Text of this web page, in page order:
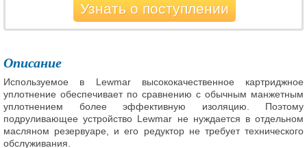
Узнать о поступлении
Описание
Используемое в Lewmar высококачественное картриджное
уплотнение обеспечивает по сравнению с обычным манжетным
уплотнением более эффективную изоляцию. Поэтому
подруливающее устройство Lewmar не нуждается в отдельном
масляном резервуаре, и его редуктор не требует технического
обслуживания.